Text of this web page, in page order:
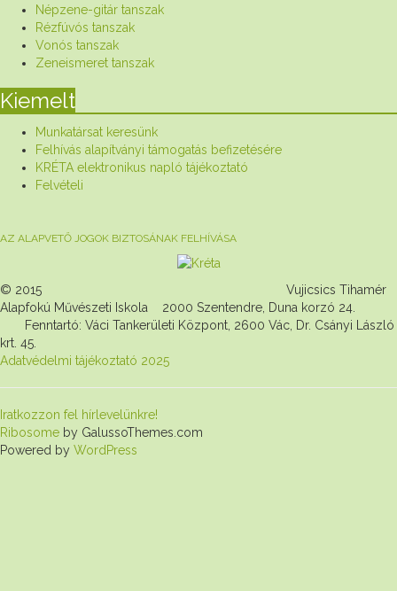
Népzene-gitár tanszak
Rézfúvós tanszak
Vonós tanszak
Zeneismeret tanszak
Kiemelt
Munkatársat keresünk
Felhívás alapítványi támogatás befizetésére
KRÉTA elektronikus napló tájékoztató
Felvételi
AZ ALAPVETŐ JOGOK BIZTOSÁNAK FELHÍVÁSA
© 2015 Vujicsics Tihamér
Alapfokú Művészeti Iskola 2000 Szentendre, Duna korzó 24.
Fenntartó: Váci Tankerületi Központ, 2600 Vác, Dr. Csányi László
krt. 45.
Adatvédelmi tájékoztató 2025
Iratkozzon fel hírlevelünkre!
Ribosome by GalussoThemes.com
Powered by WordPress